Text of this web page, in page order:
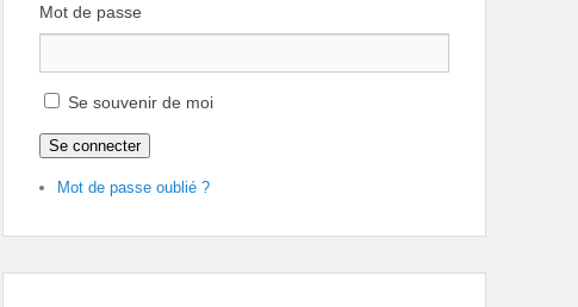
Mot de passe
Se souvenir de moi
Se connecter
Mot de passe oublié ?